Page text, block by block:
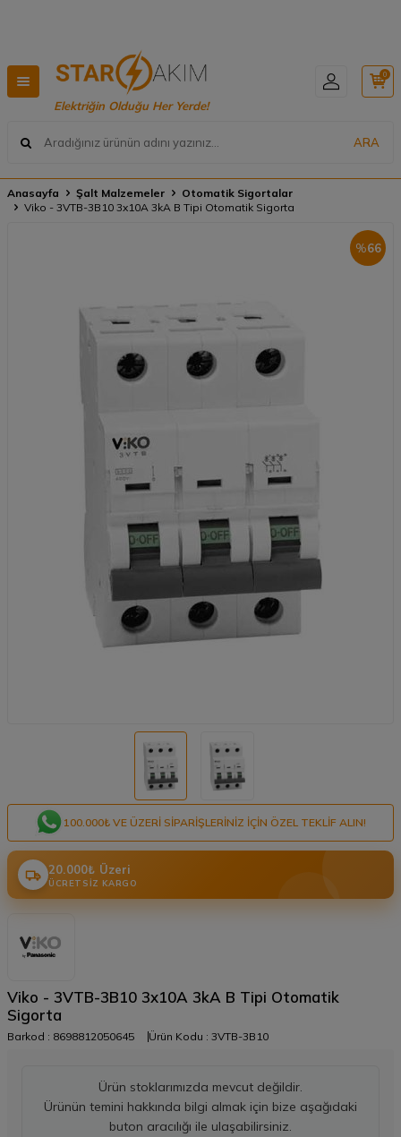
Elektriğin Olduğu Her Yerde!
ARA
0
Anasayfa Şalt Malzemeler
Otomatik Sigortalar
Viko - 3VTB-3B10 3x10A 3kA B Tipi Otomatik Sigorta
%66
100.000₺ VE ÜZERI SIPARIŞLERINIZ IÇIN ÖZEL TEKLIF ALIN!
20.000₺ Üzeri
ÜCRETSIZ KARGO
Viko - 3VTB-3B10 3x10A 3kA B Tipi Otomatik
Sigorta
Barkod : 8698812050645 Ürün Kodu : 3VTB-3B10
Ürün stoklarımızda mevcut değildir.
Ürünün temini hakkında bilgi almak için bize aşağıdaki
buton aracılığı ile ulaşabilirsiniz.